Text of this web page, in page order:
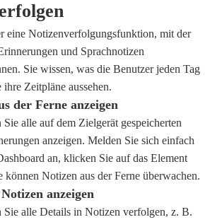
eine Notizenverfolgungsfunktion, mit der
und Sprachnotizen
Sie wissen, was die Benutzer jeden Tag
Zeitpläne aussehen.
der Ferne anzeigen
alle auf dem Zielgerät gespeicherten
anzeigen. Melden Sie sich einfach
an, klicken Sie auf das Element
können Notizen aus der Ferne überwachen.
anzeigen
alle Details in Notizen verfolgen, z. B.